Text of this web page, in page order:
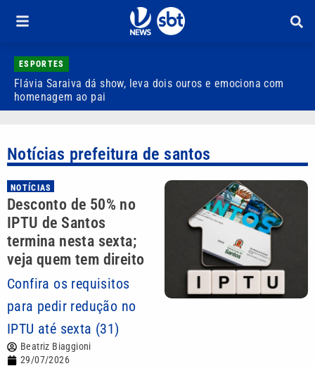
ESPORTES
Flávia Saraiva dá show, leva dois ouros e emociona com
homenagem ao pai
Notícias prefeitura de santos
NOTÍCIAS
Desconto de 50% no
IPTU de Santos
termina nesta sexta;
veja quem tem direito
Confira os requisitos
para pedir redução no
IPTU até sexta (31)
Beatriz Biaggioni
29/07/2026